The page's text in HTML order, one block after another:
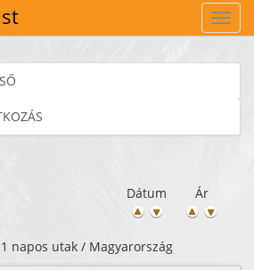
Ár
Dátum
napos utak / Magyarország